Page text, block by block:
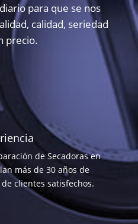
para que se nos
calidad, seriedad
precio.
de Secadoras en
más de 30 años de
clientes satisfechos.